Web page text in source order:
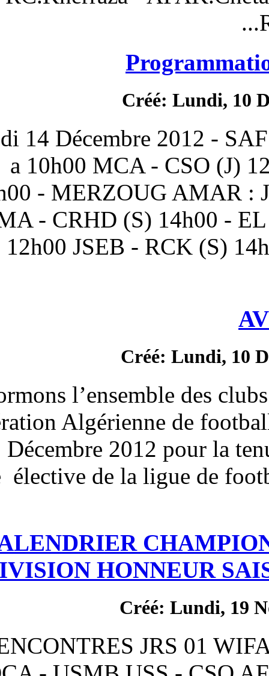
* Le Vendredi 14
USMB (J) a 10h00 MCA
(S) 14h00 -
12h00 JJMA - CRHD
RCK (J) 12h00 JSEB -
Nous informons
que la fédération
Jeudi 20 Décembre
générale élective de la
CALENDRIER
DIVISION
JRS RENCONTRES